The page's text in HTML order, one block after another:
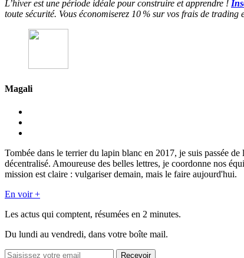
L’hiver est une période idéale pour construire et apprendre !
toute sécurité. Vous économiserez 10 % sur vos frais de
Magali
Tombée dans le terrier du lapin blanc en 2017, je suis passée
décentralisé. Amoureuse des belles lettres, je coordonne nos
mission est claire : vulgariser demain, mais le faire aujourd'hui.
En voir +
Les actus qui comptent, résumées en 2 minutes.
Du lundi au vendredi, dans votre boîte mail.
Recevoir